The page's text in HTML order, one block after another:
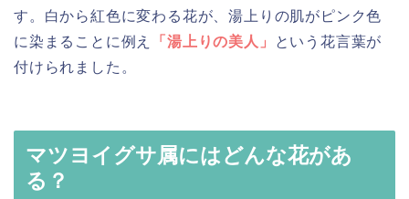
す。白から紅色に変わる花が、湯上りの肌がピンク色
に染まることに例え
「湯上りの美人」
という花言葉が
付けられました。
マツヨイグサ属にはどんな花があ
る？